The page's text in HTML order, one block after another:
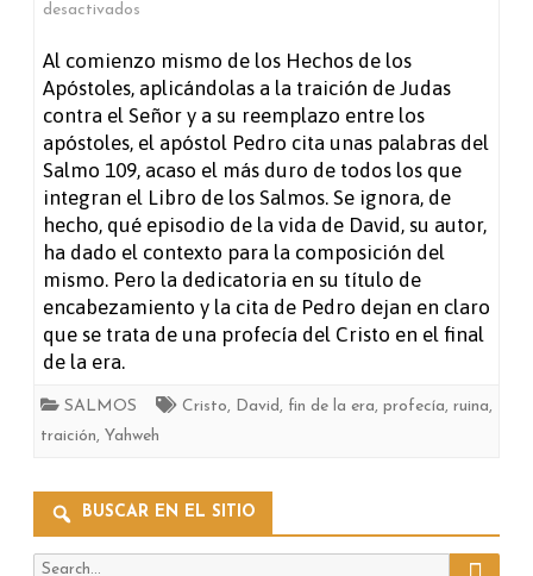
desactivados
Salmo
109
Al comienzo mismo de los Hechos de los
Apóstoles, aplicándolas a la traición de Judas
contra el Señor y a su reemplazo entre los
apóstoles, el apóstol Pedro cita unas palabras del
Salmo 109, acaso el más duro de todos los que
integran el Libro de los Salmos. Se ignora, de
hecho, qué episodio de la vida de David, su autor,
ha dado el contexto para la composición del
mismo. Pero la dedicatoria en su título de
encabezamiento y la cita de Pedro dejan en claro
que se trata de una profecía del Cristo en el final
de la era.
SALMOS Cristo, David, fin de la era, profecía, ruina,
traición, Yahweh
BUSCAR EN EL SITIO
Search
Search